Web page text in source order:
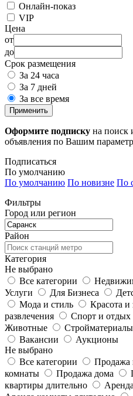
Онлайн-показ
VIP
Цена
от
до
Срок размещения
За 24 часа
За 7 дней
За все время
Применить
Оформите подписку на поиск
объявления по Вашим
Подписаться
По умолчанию
По умолчанию По новизне По
Фильтры
Город или регион
Район
Категория
Не выбрано
Все категории
Услуги
Для Бизнеса
Мода и стиль
Красота и
развлечения
Спорт и отдых
Животные
Вакансии
Аукционы
Не выбрано
Все категории
Продажа
комнаты
Продажа дома
квартиры длительно